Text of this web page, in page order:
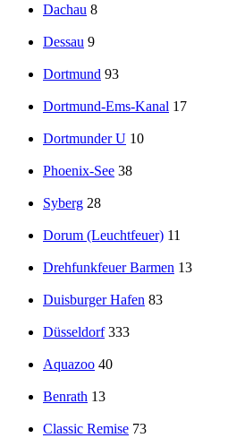
Dachau 8
Dessau 9
Dortmund 93
Dortmund-Ems-Kanal 17
Dortmunder U 10
Phoenix-See 38
Syberg 28
Dorum (Leuchtfeuer) 11
Drehfunkfeuer Barmen 13
Duisburger Hafen 83
Düsseldorf 333
Aquazoo 40
Benrath 13
Classic Remise 73